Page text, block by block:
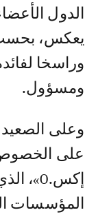
الدول
يعكس، بحسب
وراسخا
ومسؤول.
وعلى
على
المؤسسات